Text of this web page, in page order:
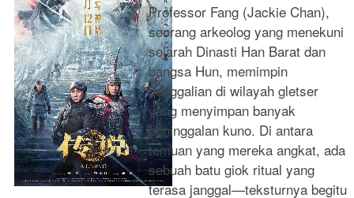
Professor Fang (Jackie Chan),
seorang arkeolog yang menekuni
sejarah Dinasti Han Barat dan
bangsa Hun, memimpin
penggalian di wilayah gletser
yang menyimpan banyak
peninggalan kuno. Di antara
temuan yang mereka angkat, ada
sebuah batu giok ritual yang
terasa janggal—teksturnya begitu